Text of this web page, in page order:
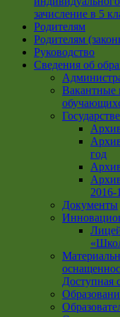
зачисление в 5
Родителям
Родителям
Руководство
Сведения об
Вакантные
год
2016-
Документы
Доступная